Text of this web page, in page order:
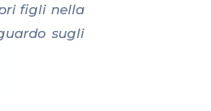
figli nella
sugli